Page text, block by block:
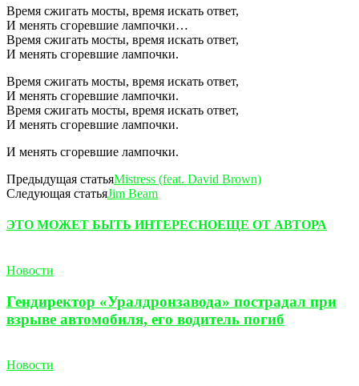
Время сжигать мосты, время искать ответ,
И менять сгоревшие лампочки…
Время сжигать мосты, время искать ответ,
И менять сгоревшие лампочки.
Время сжигать мосты, время искать ответ,
И менять сгоревшие лампочки.
Время сжигать мосты, время искать ответ,
И менять сгоревшие лампочки.
И менять сгоревшие лампочки.
Предыдущая статьяMistress (feat. David Brown)
Следующая статьяJim Beam
ЭТО МОЖЕТ БЫТЬ ИНТЕРЕСНОЕЩЕ ОТ АВТОРА
Новости
Гендиректор «Уралдронзавода» пострадал при
взрыве автомобиля, его водитель погиб
Новости